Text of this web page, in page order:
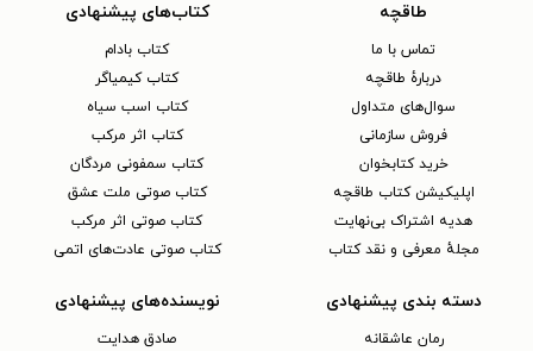
طاقچه
تماس با ما
دربارهٔ طاقچه
سوال‌های متداول
فروش سازمانی
خرید کتابخوان
اپلیکیشن کتاب طاقچه
هدیه اشتراک بی‌نهایت
مجلهٔ معرفی و نقد کتاب
کتاب‌های پیشنهادی
کتاب بادام
کتاب کیمیاگر
کتاب اسب سیاه
کتاب اثر مرکب
کتاب سمفونی مردگان
کتاب صوتی ملت عشق
کتاب صوتی اثر مرکب
کتاب صوتی عادت‌های اتمی
دسته بندی پیشنهادی
رمان عاشقانه
نویسنده‌های پیشنهادی
صادق هدایت